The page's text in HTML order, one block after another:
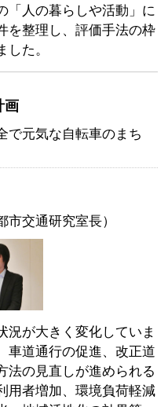
「人の暮らしや活動」に
を整理し、評価手法の枠
た。
画
で元気な自転車のまち
交通研究室長）
が大きく変化していま
車道通行の促進、改正道
法の見直しが進められる
用者増加、環境負荷軽減